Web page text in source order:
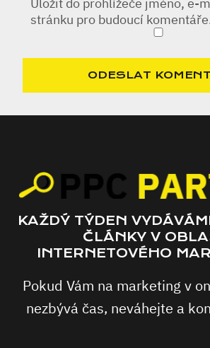
stránku pro budoucí
KAŽDÝ TÝDEN
ČLÁNKY V
INTERNETOVÉHO
Pokud Vám na marketing v
nezbývá čas, neváhejte a